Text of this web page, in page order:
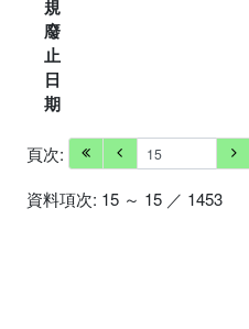
規
廢
止
日
期
頁次:
資料項次: 15 ～ 15 ／ 1453